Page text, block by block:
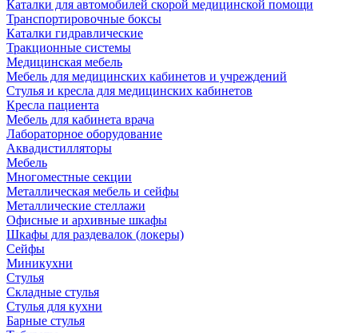
Каталки для автомобилей скорой медицинской помощи
Транспортировочные боксы
Каталки гидравлические
Тракционные системы
Медицинская мебель
Мебель для медицинских кабинетов и учреждений
Стулья и кресла для медицинских кабинетов
Кресла пациента
Мебель для кабинета врача
Лабораторное оборудование
Аквадистилляторы
Мебель
Многоместные секции
Металлическая мебель и сейфы
Металлические стеллажи
Офисные и архивные шкафы
Шкафы для раздевалок (локеры)
Сейфы
Миникухни
Стулья
Складные стулья
Стулья для кухни
Барные стулья